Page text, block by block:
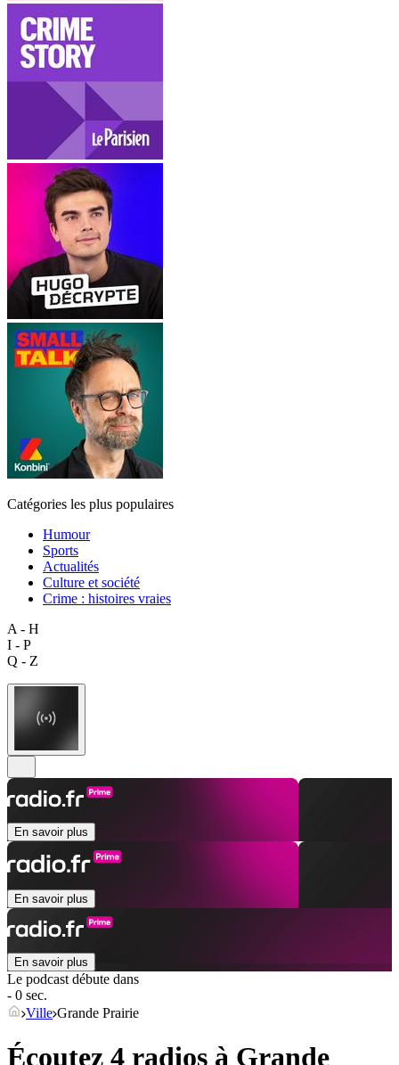
Catégories les plus populaires
Humour
Sports
Actualités
Culture et société
Crime : histoires vraies
A - H
I - P
Q - Z
En savoir plus
En savoir plus
En savoir plus
Le podcast débute dans
- 0 sec.
Ville Grande Prairie
Écoutez 4 radios à Grande